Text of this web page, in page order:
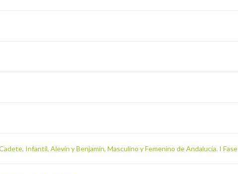
Infantil, Alevín y Benjamín, Masculino y Femenino de Andalucía. I Fase